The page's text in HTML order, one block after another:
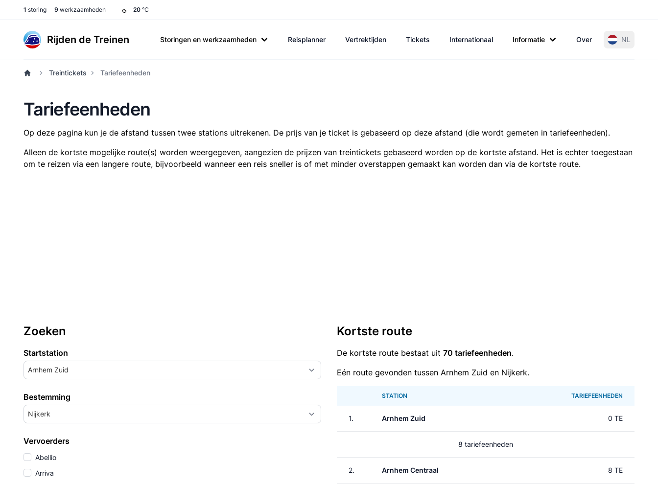
1 storing 9 werkzaamheden 20 °C
Rijden de Treinen Storingen en werkzaamheden Reisplanner Vertrektijden Tickets Internationaal Informatie Over NL
Treintickets Tariefeenheden
Tariefeenheden
Op deze pagina kun je de afstand tussen twee stations uitrekenen. De prijs van je ticket is gebaseerd op deze afstand (die wordt gemeten in tariefeenheden).
Alleen de kortste mogelijke route(s) worden weergegeven, aangezien de prijzen van treintickets gebaseerd worden op de kortste afstand. Het is echter toegestaan
om te reizen via een langere route, bijvoorbeeld wanneer een reis sneller is of met minder overstappen gemaakt kan worden dan via de kortste route.
Zoeken
Startstation
Arnhem Zuid
Bestemming
Nijkerk
Vervoerders
Abellio
Arriva
Kortste route
De kortste route bestaat uit 70 tariefeenheden.
Eén route gevonden tussen Arnhem Zuid en Nijkerk.
STATION TARIEFEENHEDEN
1. Arnhem Zuid 0 TE
8 tariefeenheden
2. Arnhem Centraal 8 TE